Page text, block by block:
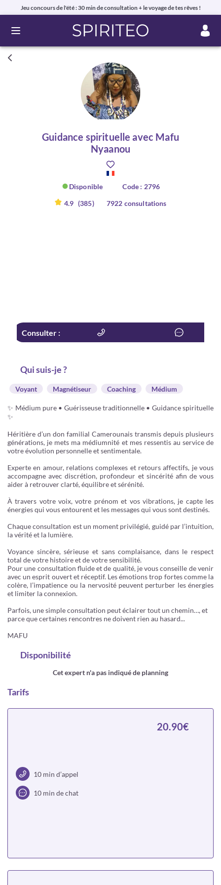
Jeu concours de l'été : 30 min de consultation + le voyage de tes rêves !
Ouvrir le menu
Guidance spirituelle avec Mafu
Nyaanou
Disponible Code : 2796
4.9 (385) 7922 consultations
Consulter :
Qui suis-je ?
Voyant Magnétiseur Coaching Médium
✨ Médium pure • Guérisseuse traditionnelle • Guidance spirituelle
✨
Héritière d’un don familial Camerounais transmis depuis plusieurs
générations, je mets ma médiumnité et mes ressentis au service de
votre évolution personnelle et sentimentale.
Experte en amour, relations complexes et retours affectifs, je vous
accompagne avec discrétion, profondeur et sincérité afin de vous
aider à retrouver clarté, équilibre et sérénité.
À travers votre voix, votre prénom et vos vibrations, je capte les
énergies qui vous entourent et les messages qui vous sont destinés.
Chaque consultation est un moment privilégié, guidé par l’intuition,
la vérité et la lumière.
Voyance sincère, sérieuse et sans complaisance, dans le respect
total de votre histoire et de votre sensibilité.
Pour une consultation fluide et de qualité, je vous conseille de venir
avec un esprit ouvert et réceptif. Les émotions trop fortes comme la
colère, l’impatience ou la nervosité peuvent perturber les énergies
et limiter la connexion.
Parfois, une simple consultation peut éclairer tout un chemin…, et
parce que certaines rencontres ne doivent rien au hasard...
MAFU
Disponibilité
Cet expert n'a pas indiqué de planning
Tarifs
10 min d’appel
10 min de chat
20.90€